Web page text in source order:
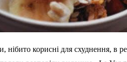
нібито корисні для схуднення,